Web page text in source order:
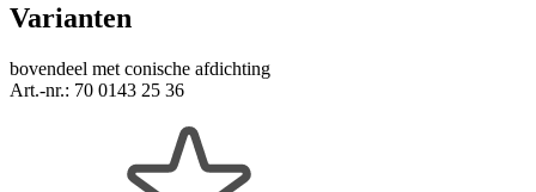
Varianten
bovendeel met conische afdichting
Art.-nr.: 70 0143 25 36